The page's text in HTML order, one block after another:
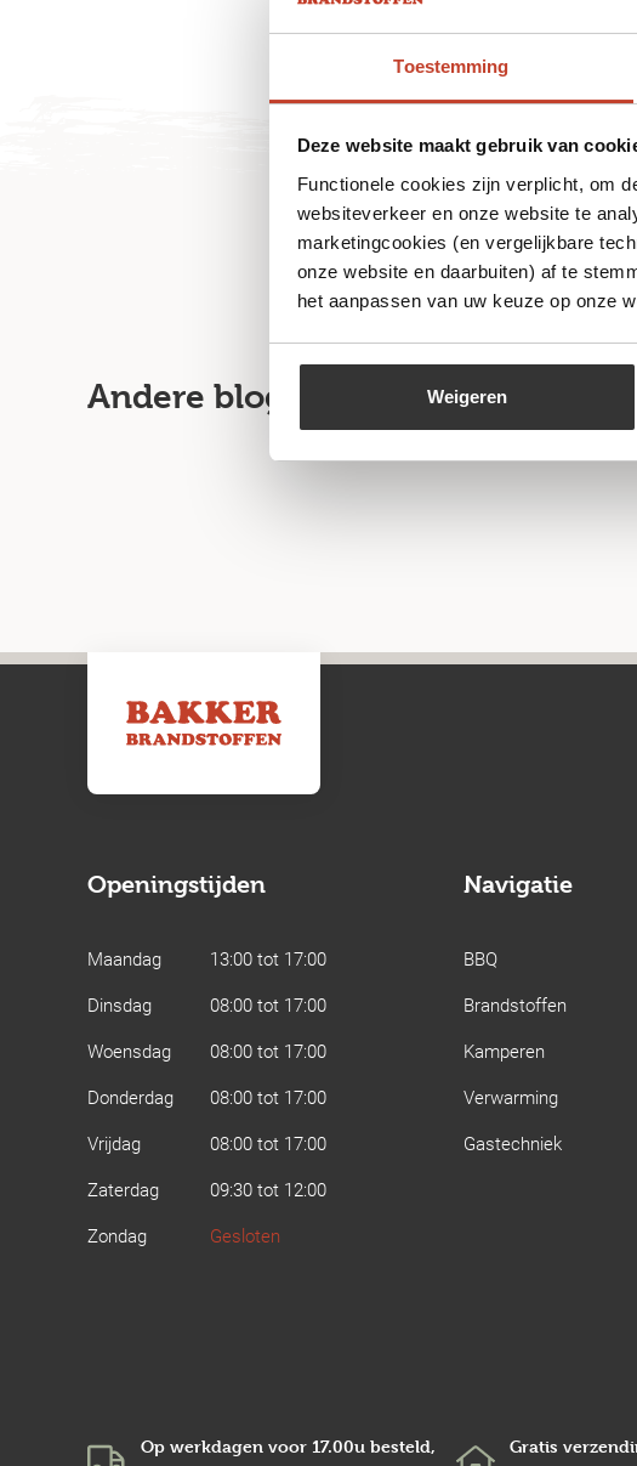
Toestemming
Deze website maakt gebruik van
Functionele cookies zijn verplicht, om
websiteverkeer en onze website te
marketingcookies (en vergelijkbare
onze website en daarbuiten) af te
het aanpassen van uw keuze op onze
Weigeren
Andere blogartikelen
Openingstijden
Maandag
13:00 tot 17:00
Dinsdag
08:00 tot 17:00
Woensdag
08:00 tot 17:00
Donderdag
08:00 tot 17:00
Vrijdag
08:00 tot 17:00
Zaterdag
09:30 tot 12:00
Zondag
Gesloten
Navigatie
BBQ
Brandstoffen
Kamperen
Verwarming
Gastechniek
Op werkdagen voor 17.00u besteld,
Gratis